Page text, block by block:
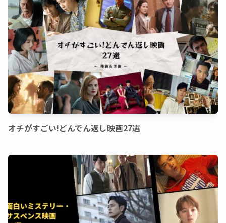
オチがすごい!どんでん返し映画27選